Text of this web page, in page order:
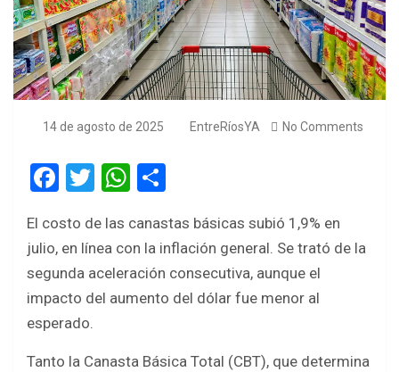
14 de agosto de 2025 EntreRíosYA No Comments
F
ce
b
o
o
k
T
tt
er
W
at
s
A
p
ar
e
El costo de las canastas básicas subió 1,9% en
julio, en línea con la inflación general. Se trató de la
segunda aceleración consecutiva, aunque el
impacto del aumento del dólar fue menor al
esperado.
Tanto la Canasta Básica Total (CBT), que determina